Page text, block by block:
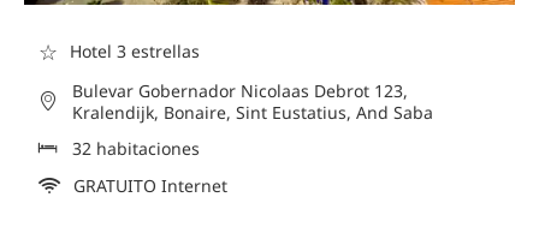
☆
Hotel 3 estrellas
Bulevar Gobernador Nicolaas Debrot 123,
Kralendijk, Bonaire, Sint Eustatius, And Saba
32 habitaciones
GRATUITO Internet